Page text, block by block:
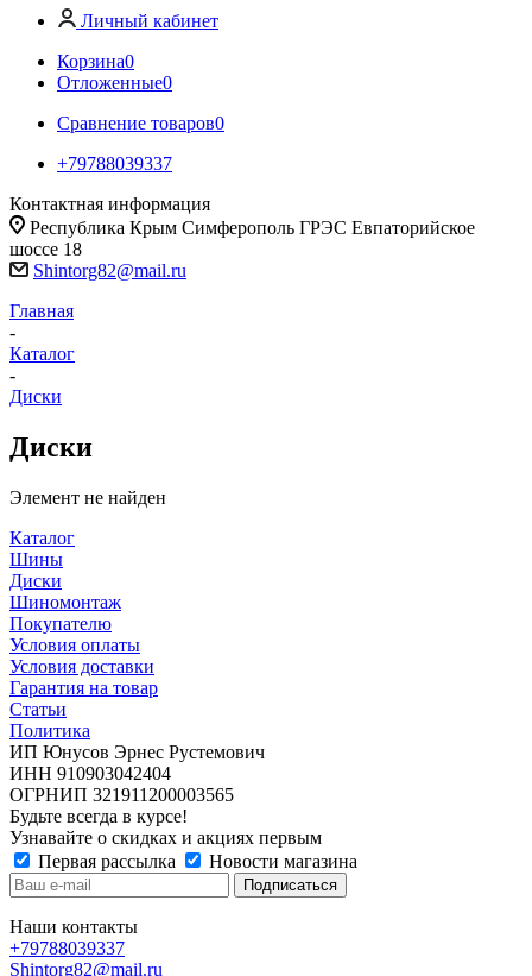
Личный кабинет
Корзина0
Отложенные0
Сравнение товаров0
+79788039337
Контактная информация
Республика Крым Симферополь ГРЭС Евпаторийское
шоссе 18
Shintorg82@mail.ru
Главная
-
Каталог
-
Диски
Диски
Элемент не найден
Каталог
Шины
Диски
Шиномонтаж
Покупателю
Условия оплаты
Условия доставки
Гарантия на товар
Статьи
Политика
ИП Юнусов Эрнес Рустемович
ИНН 910903042404
ОГРНИП 321911200003565
Будьте всегда в курсе!
Узнавайте о скидках и акциях первым
Первая рассылка
Новости магазина
Наши контакты
+79788039337
Shintorg82@mail.ru